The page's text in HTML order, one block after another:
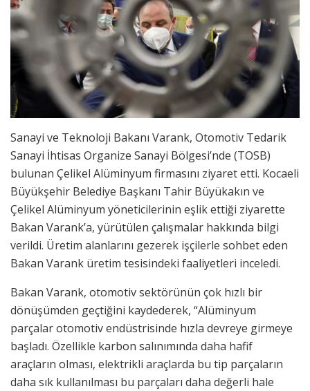
Sanayi ve Teknoloji Bakanı Varank, Otomotiv Tedarik
Sanayi İhtisas Organize Sanayi Bölgesi’nde (TOSB)
bulunan Çelikel Alüminyum firmasını ziyaret etti. Kocaeli
Büyükşehir Belediye Başkanı Tahir Büyükakın ve
Çelikel Alüminyum yöneticilerinin eşlik ettiği ziyarette
Bakan Varank’a, yürütülen çalışmalar hakkında bilgi
verildi. Üretim alanlarını gezerek işçilerle sohbet eden
Bakan Varank üretim tesisindeki faaliyetleri inceledi.
Bakan Varank, otomotiv sektörünün çok hızlı bir
dönüşümden geçtiğini kaydederek, “Alüminyum
parçalar otomotiv endüstrisinde hızla devreye girmeye
başladı. Özellikle karbon salınımında daha hafif
araçların olması, elektrikli araçlarda bu tip parçaların
daha sık kullanılması bu parçaları daha değerli hale